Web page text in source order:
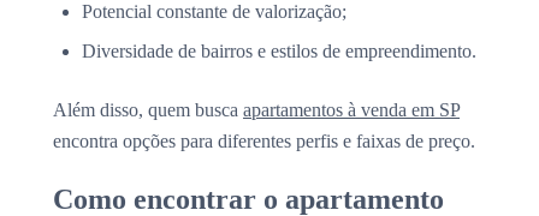
Potencial constante de valorização;
Diversidade de bairros e estilos de empreendimento.
Além disso, quem busca apartamentos à venda em SP
encontra opções para diferentes perfis e faixas de preço.
Como encontrar o apartamento